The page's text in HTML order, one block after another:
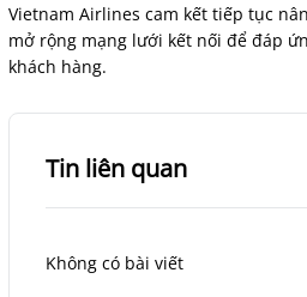
Vietnam Airlines cam kết tiếp tục
mở rộng mạng lưới kết nối để đáp
khách hàng.
Tin liên quan
Không có bài viết